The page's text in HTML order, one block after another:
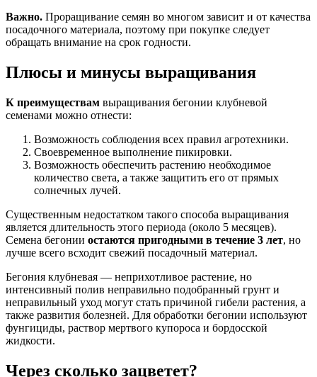
Важно. Проращивание семян во многом зависит и от качества
посадочного материала, поэтому при покупке следует
обращать внимание на срок годности.
Плюсы и минусы выращивания
К преимуществам выращивания бегонии клубневой
семенами можно отнести:
Возможность соблюдения всех правил агротехники.
Своевременное выполнение пикировки.
Возможность обеспечить растению необходимое
количество света, а также защитить его от прямых
солнечных лучей.
Существенным недостатком такого способа выращивания
является длительность этого периода (около 5 месяцев).
Семена бегонии остаются пригодными в течение 3 лет, но
лучше всего всходит свежий посадочный материал.
Бегония клубневая — неприхотливое растение, но
интенсивный полив неправильно подобранный грунт и
неправильный уход могут стать причиной гибели растения, а
также развития болезней. Для обработки бегонии используют
фунгициды, раствор мертвого купороса и бордосской
жидкости.
Через сколько зацветет?